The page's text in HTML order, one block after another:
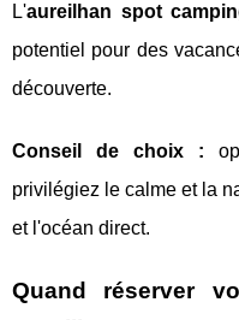
L'aureilhan spot
potentiel pour des
découverte.
Conseil de choix :
privilégiez le calme et la
et l'océan direct.
Quand réserver